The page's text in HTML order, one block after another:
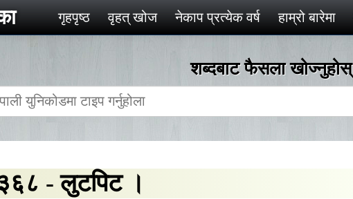
गृहपृष्‍ठ वृहत् खोज नेकाप प्रत्येक वर्ष हाम्रो बारेमा
शब्दबाट फैसला खोज्‍नुहोस्
- लुटपिट ।